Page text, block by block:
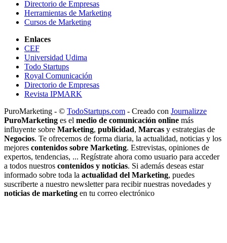
Directorio de Empresas
Herramientas de Marketing
Cursos de Marketing
Enlaces
CEF
Universidad Udima
Todo Startups
Royal Comunicación
Directorio de Empresas
Revista IPMARK
PuroMarketing - © TodoStartups.com - Creado con Journalizze
PuroMarketing es el medio de comunicación online más
influyente sobre Marketing, publicidad, Marcas y estrategias de
Negocios. Te ofrecemos de forma diaria, la actualidad, noticias y los
mejores contenidos sobre Marketing. Estrevistas, opiniones de
expertos, tendencias, ... Regístrate ahora como usuario para acceder
a todos nuestros contenidos y noticias. Si además deseas estar
informado sobre toda la actualidad del Marketing, puedes
suscriberte a nuestro newsletter para recibir nuestras novedades y
noticias de marketing en tu correo electrónico